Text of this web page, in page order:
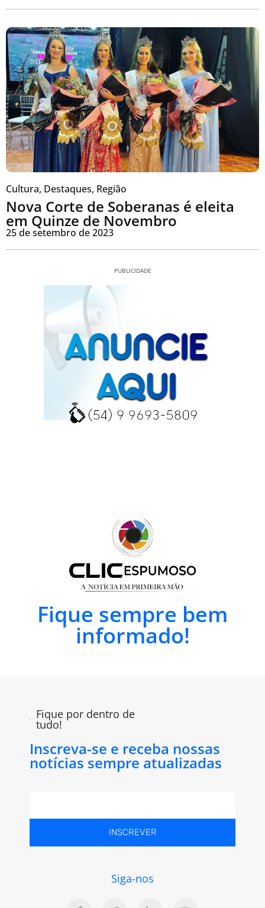
Cultura, Destaques, Região
Nova Corte de Soberanas é eleita
em Quinze de Novembro
25 de setembro de 2023
PUBLICIDADE
Fique sempre bem
informado!
Fique por dentro de
tudo!
Inscreva-se e receba nossas
notícias sempre atualizadas
INSCREVER
Siga-nos